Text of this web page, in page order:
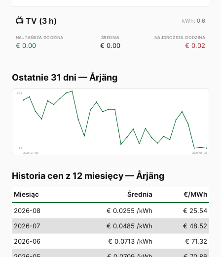
📺 TV (3 h) 0.6
€ 0.00 € 0.00 € 0.02
Ostatnie 31 dni — Årjäng
€83
€7
2026-07-09
2026-08-08
Historia cen z 12 miesięcy— Årjäng
Miesiąc Średnia €/MWh
2026-08 € 0.0255 /kWh
€ 25.54
2026-07
€ 0.0485 /kWh
€ 48.52
2026-06
€ 0.0713 /kWh
€ 71.32